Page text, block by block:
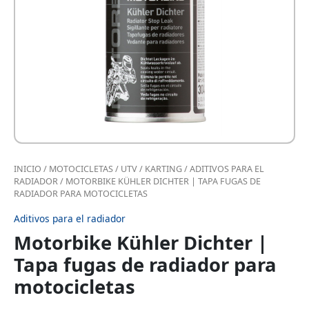
INICIO / MOTOCICLETAS / UTV / KARTING/ADITIVOS PARA EL
RADIADOR/ MOTORBIKE KÜHLER DICHTER | TAPA FUGAS DE
RADIADOR PARA MOTOCICLETAS
Aditivos para el radiador
Motorbike Kühler Dichter |
Tapa fugas de radiador para
motocicletas